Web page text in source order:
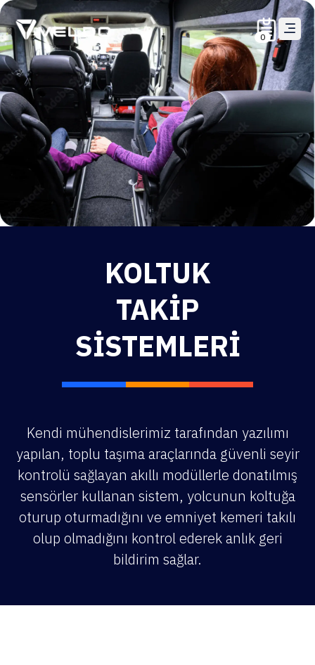
0
KOLTUK
TAKIP
SISTEMLERI
Kendi mühendislerimiz tarafından yazılımı
yapılan, toplu taşıma araçlarında güvenli seyir
kontrolü sağlayan akıllı modüllerle donatılmış
sensörler kullanan sistem, yolcunun koltuğa
oturup oturmadığını ve emniyet kemeri takılı
olup olmadığını kontrol ederek anlık geri
bildirim sağlar.